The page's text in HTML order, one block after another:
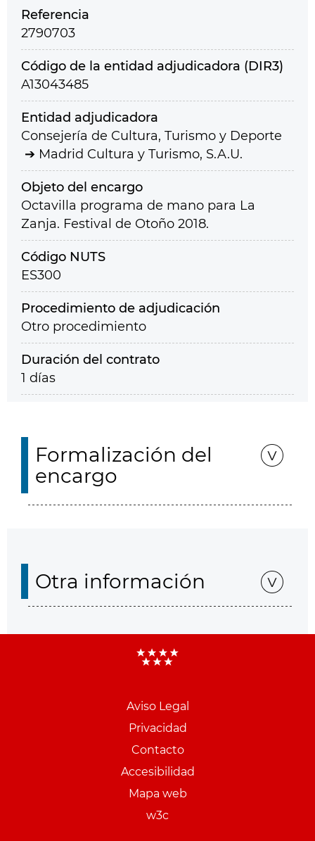
Referencia
2790703
Código de la entidad adjudicadora (DIR3)
A13043485
Entidad adjudicadora
Consejería de Cultura, Turismo y Deporte
Madrid Cultura y Turismo, S.A.U.
Objeto del encargo
Octavilla programa de mano para La
Zanja. Festival de Otoño 2018.
Código NUTS
ES300
Procedimiento de adjudicación
Otro procedimiento
Duración del contrato
1 días
Formalización del
encargo
Otra información
Aviso Legal
Privacidad
Contacto
Accesibilidad
Mapa web
w3c